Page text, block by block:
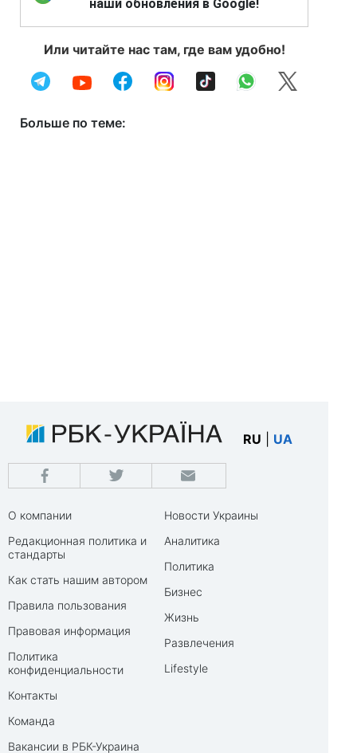
наши обновления в Google!
Или читайте нас там, где вам удобно!
Больше по теме:
RU UA
О компании
Редакционная политика и
стандарты
Как стать нашим автором
Правила пользования
Правовая информация
Политика
конфиденциальности
Контакты
Команда
Вакансии в РБК-Украина
Новости Украины
Аналитика
Политика
Бизнес
Жизнь
Развлечения
Lifestyle